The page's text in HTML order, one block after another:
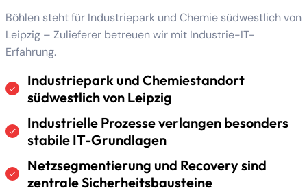
Böhlen steht für Industriepark und Chemie südwestlich von
Leipzig – Zulieferer betreuen wir mit Industrie-IT-
Erfahrung.
Industriepark und Chemiestandort
südwestlich von Leipzig
Industrielle Prozesse verlangen besonders
stabile IT-Grundlagen
Netzsegmentierung und Recovery sind
zentrale Sicherheitsbausteine